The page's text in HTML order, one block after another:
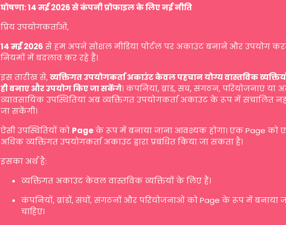
घोषणा: 14 मई 2026 से कंपनी प्रोफाइल के लिए नई नीति
प्रिय उपयोगकर्ताओं,
14 मई 2026 से हम अपने सोशल मीडिया पोर्टल पर अकाउंट बनाने और उपयोग
नियमों में बदलाव कर रहे हैं।
इस तारीख से,व्यक्तिगत उपयोगकर्ता अकाउंट केवल पहचान योग्य वास्तविक व्यक्तियों
ही बनाए और उपयोग किए जा सकेंगे। कंपनियां, ब्रांड, संघ, संगठन, परियोजनाएं या
व्यावसायिक उपस्थितियां अब व्यक्तिगत उपयोगकर्ता अकाउंट के रूप में संचालित
जा सकेंगी।
ऐसी उपस्थितियों को Pageके रूप में बनाया जाना आवश्यक होगा। एक Page को
अधिक व्यक्तिगत उपयोगकर्ता अकाउंट द्वारा प्रबंधित किया जा सकता है।
इसका अर्थ है:
व्यक्तिगत अकाउंट केवल वास्तविक व्यक्तियों के लिए हैं।
कंपनियों, ब्रांडों, संघों, संगठनों और परियोजनाओं को Page के रूप में बनाया
चाहिए।